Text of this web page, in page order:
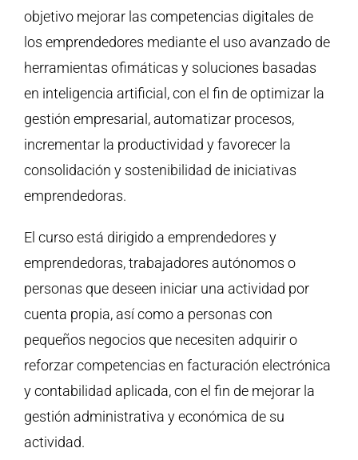
objetivo mejorar las competencias digitales de
los emprendedores mediante el uso avanzado de
herramientas ofimáticas y soluciones basadas
en inteligencia artificial, con el fin de optimizar la
gestión empresarial, automatizar procesos,
incrementar la productividad y favorecer la
consolidación y sostenibilidad de iniciativas
emprendedoras.
El curso está dirigido a emprendedores y
emprendedoras, trabajadores autónomos o
personas que deseen iniciar una actividad por
cuenta propia, así como a personas con
pequeños negocios que necesiten adquirir o
reforzar competencias en facturación electrónica
y contabilidad aplicada, con el fin de mejorar la
gestión administrativa y económica de su
actividad.